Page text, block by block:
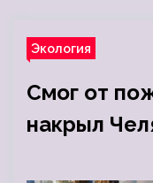
Экология
Смог от
накрыл